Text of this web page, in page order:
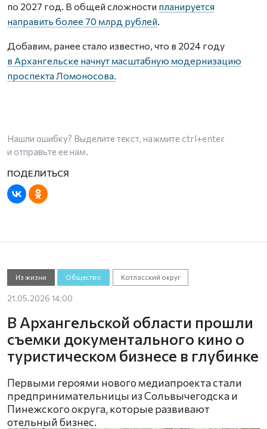
по 2027 год. В общей сложности планируется
направить более 70 млрд рублей.
Добавим, ранее стало известно, что в 2024 году
в Архангельске начнут масштабную модернизацию
проспекта Ломоносова.
Нашли ошибку? Выделите текст, нажмите ctrl+enter
и отправьте ее нам.
Из жизни Общество Котласский округ
21.05.2026 14:00
В Архангельской области прошли
съемки документального кино о
туристическом бизнесе в глубинке
Первыми героями нового медиапроекта стали
предпринимательницы из Сольвычегодска и
Пинежского округа, которые развивают
отельный бизнес.